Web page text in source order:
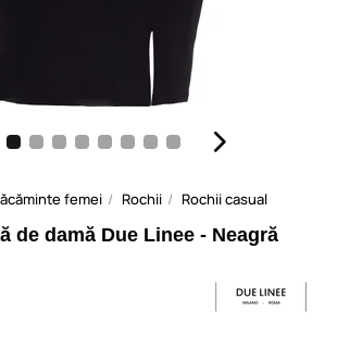
femei Rochii Rochii casual
de damă Due Linee - Neagră